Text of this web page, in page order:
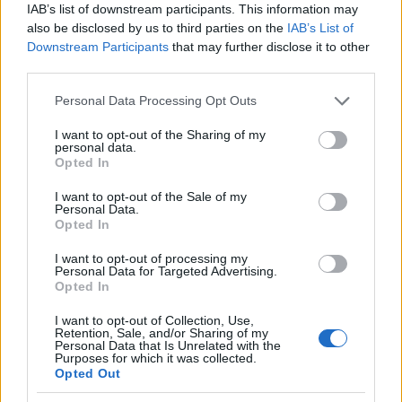
IAB’s list of downstream participants. This information may
also be disclosed by us to third parties on the IAB’s List of
Downstream Participants that may further disclose it to other
Please note that this website/app uses one or more Google
not limited to your visit or usage behaviour. You may click to
grant or deny consent to Google and its third-party tags to
use your data for below specified purposes in below Google
consent section.
Personal Data Processing Opt Outs
I want to opt-out of the Sharing of my
personal data.
Opted In
I want to opt-out of the Sale of my
Personal Data.
Opted In
I want to opt-out of processing my
Personal Data for Targeted Advertising.
Opted In
I want to opt-out of Collection, Use,
Retention, Sale, and/or Sharing of my
Personal Data that Is Unrelated with the
Purposes for which it was collected.
Opted Out
Στην Κατηγορία:
ΘΕΜΑΤΑ ΠΑΝΕΛΛΗΝΙΩΝ 2025
ΠΑΝΕΛΛΗΝΙΕΣ 2025
ΔΙΑΒΑΣΤΕ ΑΚΟΜΑ